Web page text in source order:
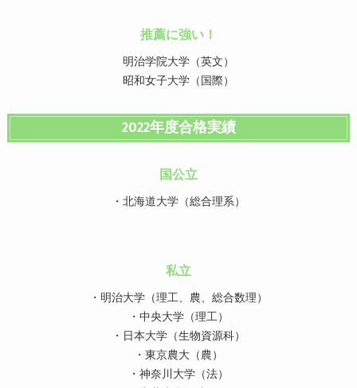
推薦に強い！
明治学院大学（英文）
昭和女子大学（国際）
2022年度合格実績
国公立
・北海道大学（総合理系）
私立
・明治大学（理工、農、総合数理）
・中央大学（理工）
・日本大学（生物資源科）
・東京農大（農）
・神奈川大学（法）